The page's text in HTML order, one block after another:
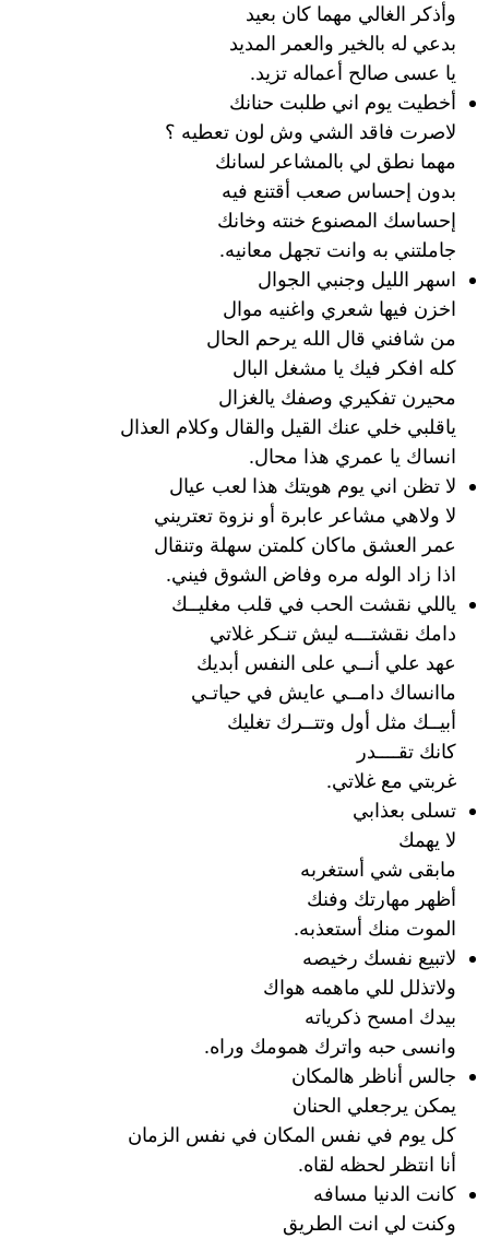
وأذكر الغالي مهما كان بعيد
بدعي له بالخير والعمر المديد
يا عسى صالح أعماله تزيد.
أخطيت يوم اني طلبت حنانك
لاصرت فاقد الشي وش لون تعطيه ؟
مهما نطق لي بالمشاعر لسانك
بدون إحساس صعب أقتنع فيه
إحساسك المصنوع خنته وخانك
جاملتني به وانت تجهل معانيه.
اسهر الليل وجنبي الجوال
اخزن فيها شعري واغنيه موال
من شافني قال الله يرحم الحال
كله افكر فيك يا مشغل البال
محيرن تفكيري وصفك يالغزال
ياقلبي خلي عنك القيل والقال وكلام العذال
انساك يا عمري هذا محال.
لا تظن اني يوم هويتك هذا لعب عيال
لا ولاهي مشاعر عابرة أو نزوة تعتريني
عمر العشق ماكان كلمتن سهلة وتنقال
اذا زاد الوله مره وفاض الشوق فيني.
ياللي نقشت الحب في قلب مغليــك
دامك نقشتـــه ليش تنـكر غلاتي
عهد علي أنــي على النفس أبديك
ماانساك دامــي عايش في حياتـي
أبيــك مثل أول وتتــرك تغليك
كانك تقــــدر
غربتي مع غلاتي.
تسلى بعذابي
لا يهمك
مابقى شي أستغربه
أظهر مهارتك وفنك
الموت منك أستعذبه.
لاتبيع نفسك رخيصه
ولاتذلل للي ماهمه هواك
بيدك امسح ذكرياته
وانسى حبه واترك همومك وراه.
جالس أناظر هالمكان
يمكن يرجعلي الحنان
كل يوم في نفس المكان في نفس الزمان
أنا انتظر لحظه لقاه.
كانت الدنيا مسافه
وكنت لي انت الطريق